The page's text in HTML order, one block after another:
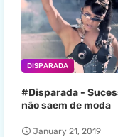
DISPARADA
#Disparada -
não saem de moda
January 21, 2019